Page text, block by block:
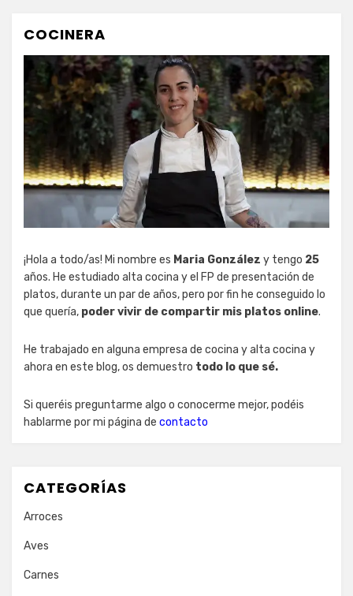
COCINERA
¡Hola a todo/as! Mi nombre es Maria González y tengo 25
años. He estudiado alta cocina y el FP de presentación de
platos, durante un par de años, pero por fin he conseguido lo
que quería, poder vivir de compartir mis platos online.
He trabajado en alguna empresa de cocina y alta cocina y
ahora en este blog, os demuestro todo lo que sé.
Si queréis preguntarme algo o conocerme mejor, podéis
hablarme por mi página de contacto
CATEGORÍAS
Arroces
Aves
Carnes